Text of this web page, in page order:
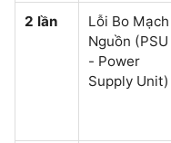
2 lần
Lỗi Bo Mạch
Nguồn (PSU
- Power
Supply Unit)